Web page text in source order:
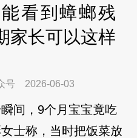
看到蟑螂残
家长可以这样
号 2026-06-03
间，9个月宝宝竟吃
士称，当时把饭菜放